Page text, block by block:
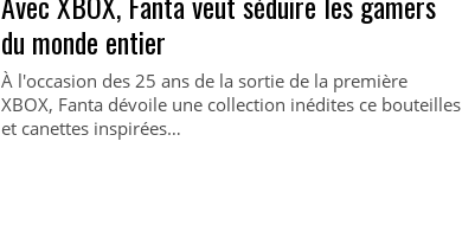
du monde entier
À l'occasion des 25 ans de la sortie de la première
XBOX, Fanta dévoile une collection inédites ce bouteilles
et canettes inspirées…